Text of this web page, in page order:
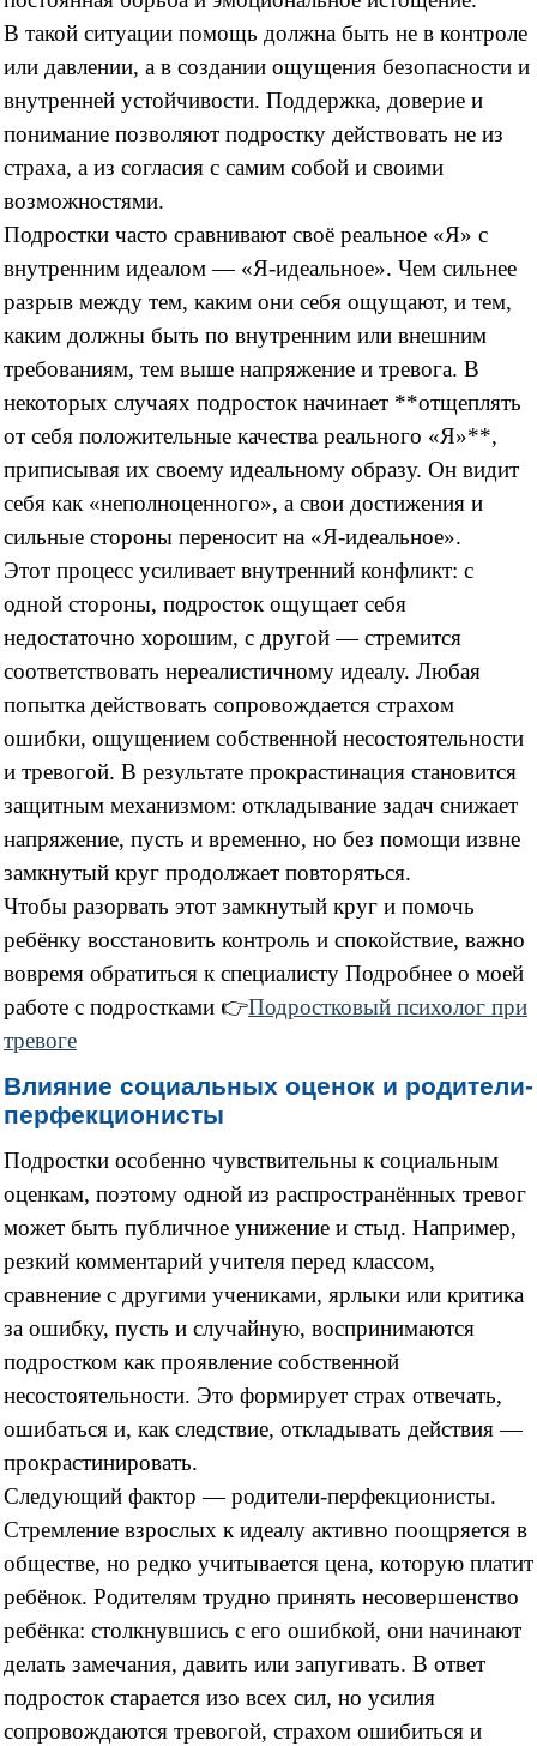
В такой ситуации помощь должна быть не в контроле
или давлении, а в создании ощущения безопасности и
внутренней устойчивости. Поддержка, доверие и
понимание позволяют подростку действовать не из
страха, а из согласия с самим собой и своими
возможностями.
Подростки часто сравнивают своё реальное «Я» с
внутренним идеалом — «Я-идеальное». Чем сильнее
разрыв между тем, каким они себя ощущают, и тем,
каким должны быть по внутренним или внешним
требованиям, тем выше напряжение и тревога. В
некоторых случаях подросток начинает **отщеплять
от себя положительные качества реального «Я»**,
приписывая их своему идеальному образу. Он видит
себя как «неполноценного», а свои достижения и
сильные стороны переносит на «Я-идеальное».
Этот процесс усиливает внутренний конфликт: с
одной стороны, подросток ощущает себя
недостаточно хорошим, с другой — стремится
соответствовать нереалистичному идеалу. Любая
попытка действовать сопровождается страхом
ошибки, ощущением собственной несостоятельности
и тревогой. В результате прокрастинация становится
защитным механизмом: откладывание задач снижает
напряжение, пусть и временно, но без помощи извне
замкнутый круг продолжает повторяться.
Чтобы разорвать этот замкнутый круг и помочь
ребёнку восстановить контроль и спокойствие, важно
вовремя обратиться к специалисту Подробнее о моей
работе с подростками 👉Подростковый психолог при
тревоге
Влияние социальных оценок и родители-
перфекционисты
Подростки особенно чувствительны к социальным
оценкам, поэтому одной из распространённых тревог
может быть публичное унижение и стыд. Например,
резкий комментарий учителя перед классом,
сравнение с другими учениками, ярлыки или критика
за ошибку, пусть и случайную, воспринимаются
подростком как проявление собственной
несостоятельности. Это формирует страх отвечать,
ошибаться и, как следствие, откладывать действия —
прокрастинировать.
Следующий фактор — родители-перфекционисты.
Стремление взрослых к идеалу активно поощряется в
обществе, но редко учитывается цена, которую платит
ребёнок. Родителям трудно принять несовершенство
ребёнка: столкнувшись с его ошибкой, они начинают
делать замечания, давить или запугивать. В ответ
подросток старается изо всех сил, но усилия
сопровождаются тревогой, страхом ошибиться и